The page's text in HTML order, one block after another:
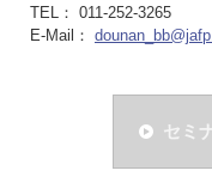
TEL： 011-252-3265
E-Mail：
セミ